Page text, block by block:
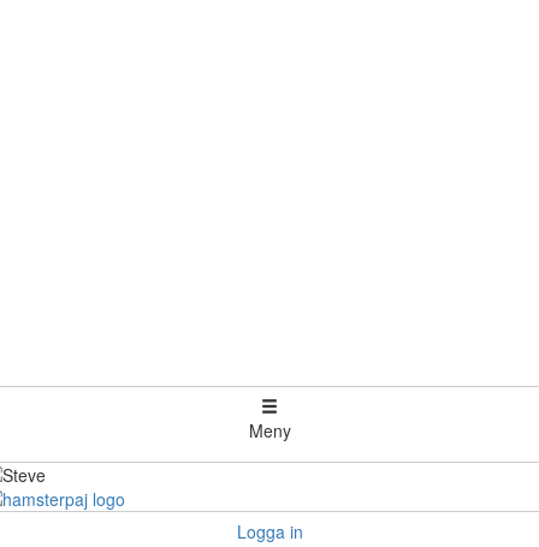
Meny
Logga in